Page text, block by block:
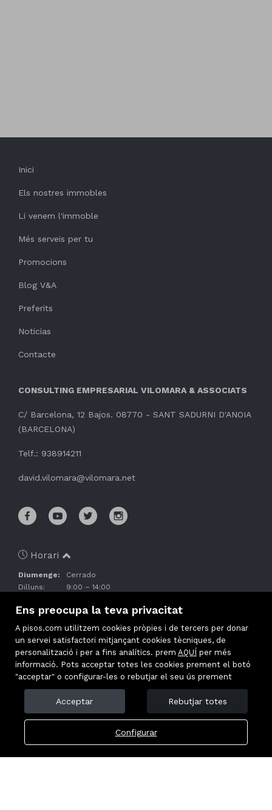
Ens preocupa la teva privacitat
A pisos.com utilitzem cookies pròpies i de tercers per donar
un servei satisfactori mitjançant cookies tècniques, de
personalització i per a fins analítics. prem AQUÍ per més
informació. Pots acceptar totes les cookies prement el botó
"acceptar" o configurar-les o rebutjar el seu ús prement
Acceptar Rebutjar totes
Configurar
Inici
Els nostres immobles
Li venem l'immoble
Més serveis per tu
Promocions
Blog V&A
Preferits
Noticias
Contacte
CONSULTING EMPRESARIAL VILOMARA & ASSOCIATS
C/ Barcelona, 12 Bajos. 08770 - SANT SADURNI D'ANOIA
(BARCELONA)
Telf.: 938914211
david.vilomara@vilomara.net
Horari
Diumenge:
Cerrado
Dilluns:
9:00 – 14:00
Dimecres:
9:00 – 14:00
Dijous:
9:00 – 14:00
Divendres:
9:00 – 14:00
Dissabte:
Cerrado